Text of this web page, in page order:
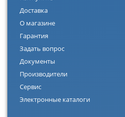
Доставка
О магазине
Гарантия
Задать вопрос
Документы
Производители
Сервис
Электронные каталоги